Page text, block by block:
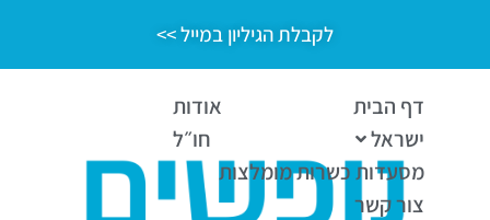
לקבלת הגיליון במייל >>
דף הבית
אודות
ישראל
חו״ל
מסעדות כשרות מומלצות
צור קשר